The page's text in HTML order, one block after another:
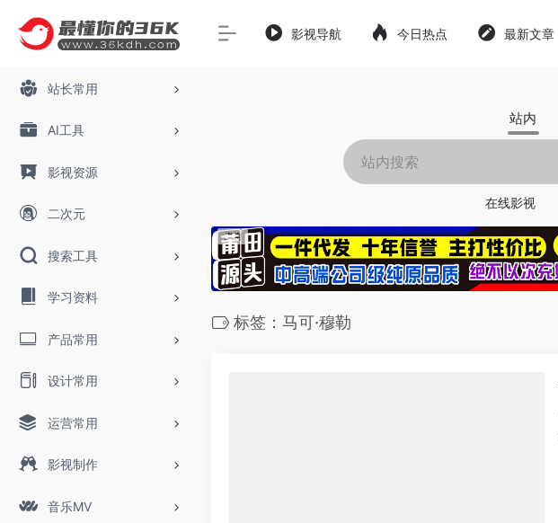
站长常用
AI工具
影视资源
二次元
搜索工具
学习资料
产品常用
设计常用
运营常用
影视制作
音乐MV
影视导航 今日热点 最新文章
站内
在线影视
标签：马可·穆勒